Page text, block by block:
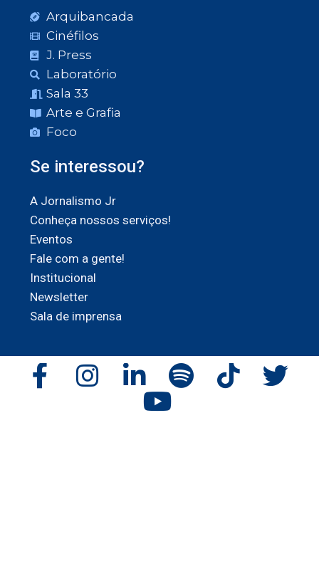
Arquibancada
Cinéfilos
J. Press
Laboratório
Sala 33
Arte e Grafia
Foco
Se interessou?
A Jornalismo Jr
Conheça nossos serviços!
Eventos
Fale com a gente!
Institucional
Newsletter
Sala de imprensa